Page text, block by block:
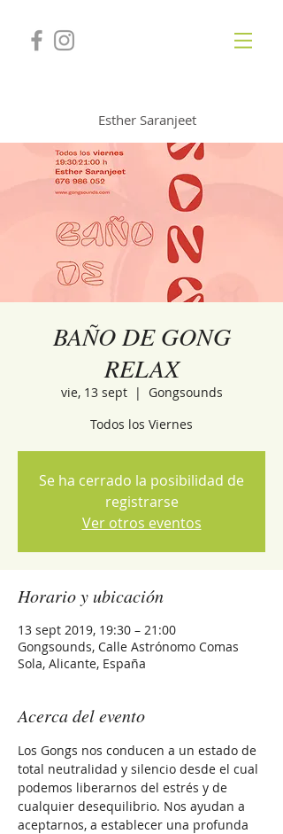
Esther Saranjeet
BAÑO DE GONG
RELAX
vie, 13 sept
  |
Gongsounds
Todos los Viernes
Se ha cerrado la posibilidad de
registrarse
Ver otros eventos
Horario y ubicación
13 sept 2019, 19:30 – 21:00
Gongsounds, Calle Astrónomo Comas
Sola, Alicante, España
Acerca del evento
Los Gongs nos conducen a un estado de
total neutralidad y silencio desde el cual
podemos liberarnos del estrés y de
cualquier desequilibrio. Nos ayudan a
aceptarnos, a establecer una profunda